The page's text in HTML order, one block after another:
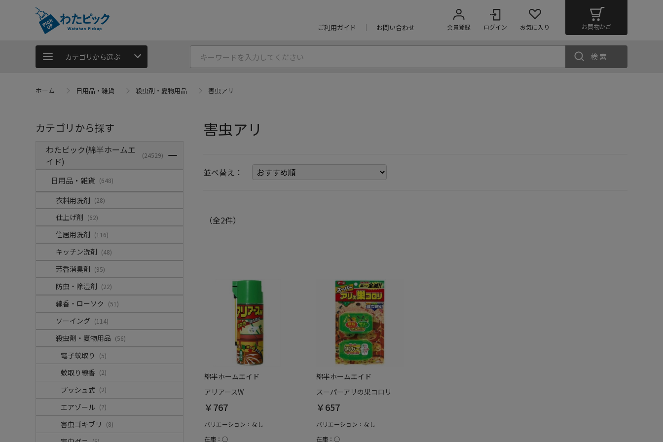
ご利用ガイド お問い合わせ 会員登録 ログイン お気に入り お買物かご
カテゴリから選ぶ 検索
ホーム 日用品・雑貨 殺虫剤・夏物用品 害虫アリ
カテゴリから探す
わたピック(綿半ホームエ
イド)
(24529)
日用品・雑貨 (648)
衣料用洗剤 (28)
仕上げ剤 (62)
住居用洗剤 (116)
キッチン洗剤 (48)
芳香消臭剤 (95)
防虫・除湿剤 (22)
線香・ローソク (51)
ソーイング (114)
殺虫剤・夏物用品 (56)
電子蚊取り (5)
蚊取り線香 (2)
プッシュ式 (2)
エアゾール (7)
害虫ゴキブリ (8)
害虫アリ
並べ替え：
（全2件）
綿半ホームエイド
アリアースW
￥767
バリエーション：なし
在庫：○
綿半ホームエイド
スーパーアリの巣コロリ
￥657
バリエーション：なし
在庫：○